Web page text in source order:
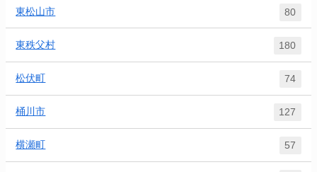
東松山市 80
東秩父村 180
松伏町 74
桶川市 127
横瀬町 57